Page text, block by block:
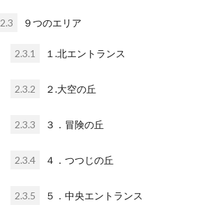
2.3 ９つのエリア
2.3.1 １.北エントランス
2.3.2 ２.大空の丘
2.3.3 ３．冒険の丘
2.3.4 ４．つつじの丘
2.3.5 ５．中央エントランス